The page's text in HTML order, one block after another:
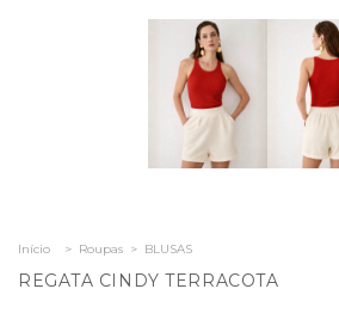
Início > Roupas > BLUSAS
REGATA CINDY TERRACOTA